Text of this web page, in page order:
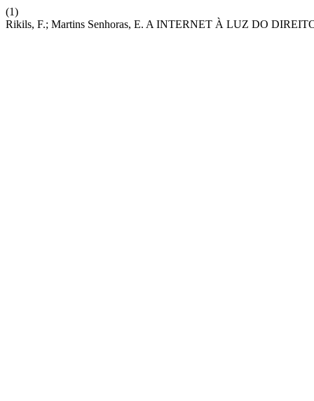
(1)
Rikils, F.; Martins Senhoras, E. A INTERNET À LUZ DO